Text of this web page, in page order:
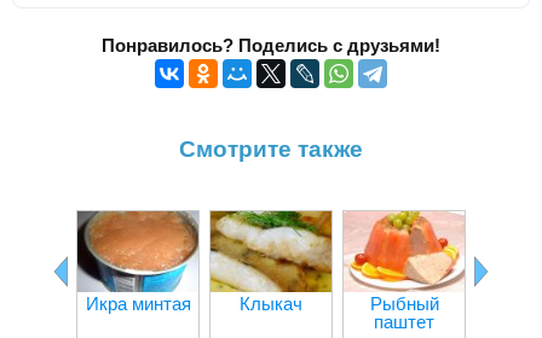
Понравилось? Поделись с друзьями!
Смотрите также
Икра минтая Клыкач
Рыбный
паштет